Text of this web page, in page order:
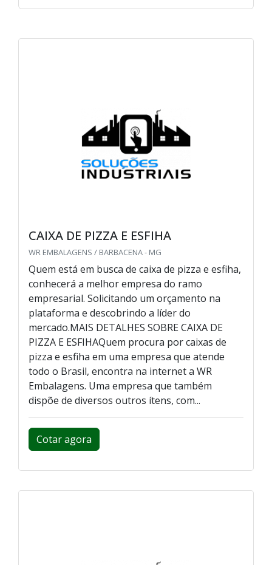
CAIXA DE PIZZA E ESFIHA
WR EMBALAGENS / BARBACENA - MG
Quem está em busca de caixa de pizza e esfiha,
conhecerá a melhor empresa do ramo
empresarial. Solicitando um orçamento na
plataforma e descobrindo a líder do
mercado.MAIS DETALHES SOBRE CAIXA DE
PIZZA E ESFIHAQuem procura por caixas de
pizza e esfiha em uma empresa que atende
todo o Brasil, encontra na internet a WR
Embalagens. Uma empresa que também
dispõe de diversos outros ítens, com...
Cotar agora